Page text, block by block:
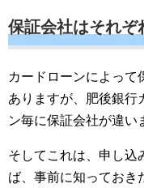
保証会社はそれぞ
カードローンによって
ありますが、肥後銀行
ン毎に保証会社が違い
そしてこれは、申し込
ば、事前に知っておき